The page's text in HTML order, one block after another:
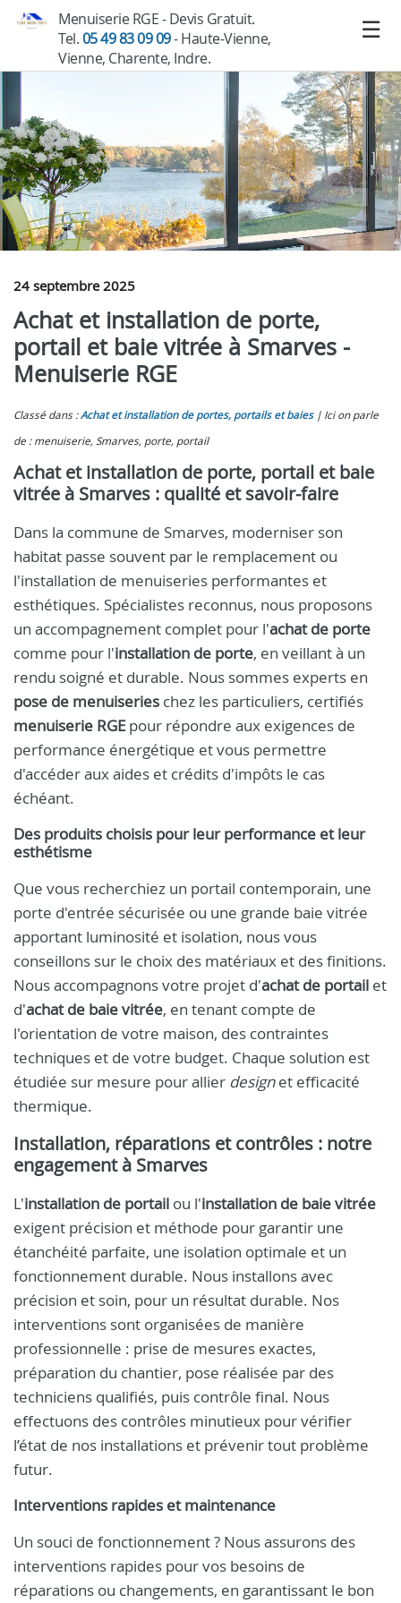
Menuiserie RGE - Devis Gratuit.
Tel.05 49 83 09 09- Haute-Vienne,
Vienne, Charente, Indre.
24 septembre 2025
Achat et installation de porte,
portail et baie vitrée à Smarves -
Menuiserie RGE
Classé dans :Achat et installation de portes, portails et baies
Ici on parle
de : menuiserie, Smarves, porte, portail
Achat et installation de porte, portail et baie
vitrée à Smarves : qualité et savoir-faire
Dans la commune de Smarves, moderniser son
habitat passe souvent par le remplacement ou
l'installation de menuiseries performantes et
esthétiques. Spécialistes reconnus, nous proposons
un accompagnement complet pour l'achat de porte
comme pour l'installation de porte, en veillant à un
rendu soigné et durable. Nous sommes experts en
pose de menuiseries chez les particuliers, certifiés
menuiserie RGEpour répondre aux exigences de
performance énergétique et vous permettre
d'accéder aux aides et crédits d'impôts le cas
échéant.
Des produits choisis pour leur performance et leur
esthétisme
Que vous recherchiez un portail contemporain, une
porte d'entrée sécurisée ou une grande baie vitrée
apportant luminosité et isolation, nous vous
conseillons sur le choix des matériaux et des finitions.
Nous accompagnons votre projet d'achat de portail et
d'achat de baie vitrée, en tenant compte de
l'orientation de votre maison, des contraintes
techniques et de votre budget. Chaque solution est
étudiée sur mesure pour allier designet efficacité
thermique.
Installation, réparations et contrôles : notre
engagement à Smarves
L'installation de portail ou l'installation de baie vitrée
exigent précision et méthode pour garantir une
étanchéité parfaite, une isolation optimale et un
fonctionnement durable. Nous installons avec
précision et soin, pour un résultat durable. Nos
interventions sont organisées de manière
professionnelle : prise de mesures exactes,
préparation du chantier, pose réalisée par des
techniciens qualifiés, puis contrôle final. Nous
effectuons des contrôles minutieux pour vérifier
l’état de nos installations et prévenir tout problème
futur.
Interventions rapides et maintenance
Un souci de fonctionnement ? Nous assurons des
interventions rapides pour vos besoins de
réparations ou changements, en garantissant le bon